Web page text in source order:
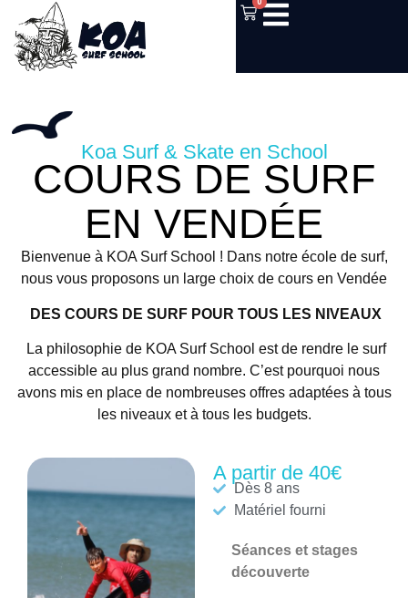
Koa Surf & Skate en School
COURS DE SURF
EN VENDÉE
Bienvenue à KOA Surf School ! Dans notre école de surf,
nous vous proposons un large choix de cours en Vendée
DES COURS DE SURF POUR TOUS LES NIVEAUX
La philosophie de KOA Surf School est de rendre le surf
accessible au plus grand nombre. C’est pourquoi nous
avons mis en place de nombreuses offres adaptées à tous
les niveaux et à tous les budgets.
A partir de 40€
Dès 8 ans
Matériel fourni
Séances et stages
découverte